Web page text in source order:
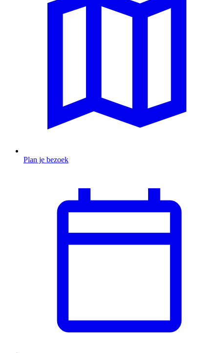
Plan je bezoek